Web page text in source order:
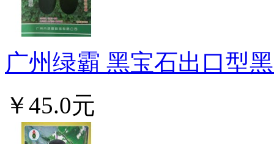
广州绿霸 黑宝石出口型
￥45.0元